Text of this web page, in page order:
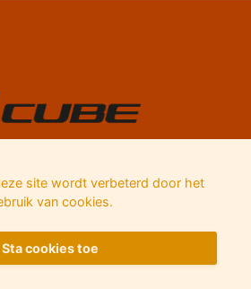
site wordt verbeterd door het
van cookies.
Sta cookies toe